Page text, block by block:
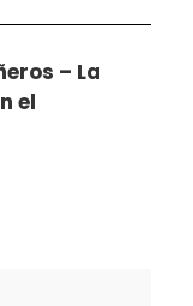
– La
el